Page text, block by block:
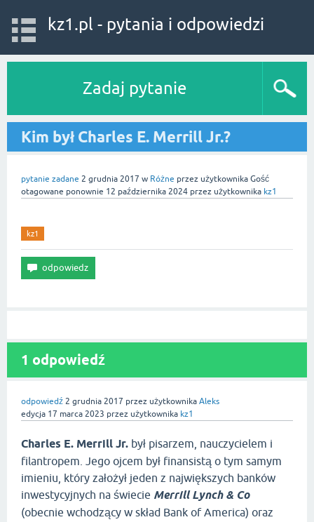
kz1.pl - pytania i odpowiedzi
Zadaj pytanie
Kim był Charles E. Merrill Jr.?
pytanie zadane 2 grudnia 2017 w Różne przez użytkownika Gość
otagowane ponownie 12 października 2024 przez użytkownika kz1
kz1
1 odpowiedź
odpowiedź 2 grudnia 2017 przez użytkownika Aleks
edycja 17 marca 2023 przez użytkownika kz1
Charles E. Merrill Jr. był pisarzem, nauczycielem i
filantropem. Jego ojcem był finansistą o tym samym
imieniu, który założył jeden z największych banków
inwestycyjnych na świecie Merrill Lynch & Co
(obecnie wchodzący w skład Bank of America) oraz